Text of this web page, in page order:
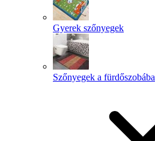
Gyerek szőnyegek
Szőnyegek a fürdőszobába